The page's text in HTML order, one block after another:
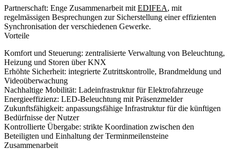
Partnerschaft: Enge Zusammenarbeit mit EDIFEA, mit
regelmässigen Besprechungen zur Sicherstellung einer effizienten
Synchronisation der verschiedenen Gewerke.
Vorteile
Komfort und Steuerung: zentralisierte Verwaltung von Beleuchtung,
Heizung und Storen über KNX
Erhöhte Sicherheit: integrierte Zutrittskontrolle, Brandmeldung und
Videoüberwachung
Nachhaltige Mobilität: Ladeinfrastruktur für Elektrofahrzeuge
Energieeffizienz: LED-Beleuchtung mit Präsenzmelder
Zukunftsfähigkeit: anpassungsfähige Infrastruktur für die künftigen
Bedürfnisse der Nutzer
Kontrollierte Übergabe: strikte Koordination zwischen den
Beteiligten und Einhaltung der Terminmeilensteine
Zusammenarbeit